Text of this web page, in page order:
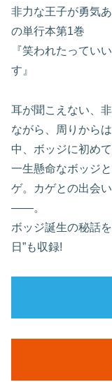
非力な王子が勇気
の単行本第1巻
『笑われたってい
す』
耳が聞こえない、
ながら、周りから
中、ボッジに初め
一生懸命なボッジ
ゲ。カゲとの出会
――。
ボッジ誕生の秘話
日”も収録!